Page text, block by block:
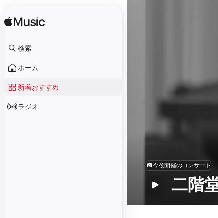
検索
ホーム
新着おすすめ
ラジオ
二階
今後開催のコンサート